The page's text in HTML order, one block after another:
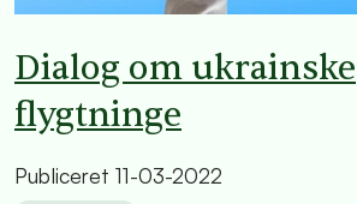
Dialog om ukrainske
flygtninge
Publiceret 11-03-2022